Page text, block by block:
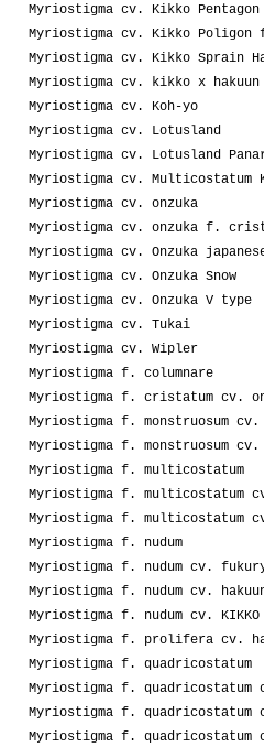
Myriostigma cv. Kikko Pentagon
Myriostigma cv. Kikko Poligon
Myriostigma cv. Kikko Sprain
Myriostigma cv. kikko x hakuun
Myriostigma cv. Koh-yo
Myriostigma cv. Lotusland
Myriostigma cv. Lotusland
Myriostigma cv. Multicostatum
Myriostigma cv. onzuka
Myriostigma cv. onzuka f.
Myriostigma cv. Onzuka
Myriostigma cv. Onzuka Snow
Myriostigma cv. Onzuka V type
Myriostigma cv. Tukai
Myriostigma cv. Wipler
Myriostigma f. columnare
Myriostigma f. cristatum cv.
Myriostigma f. monstruosum cv.
Myriostigma f. monstruosum cv.
Myriostigma f. multicostatum
Myriostigma f. multicostatum
Myriostigma f. multicostatum
Myriostigma f. nudum
Myriostigma f. nudum cv.
Myriostigma f. nudum cv.
Myriostigma f. nudum cv. KIKKO
Myriostigma f. prolifera cv.
Myriostigma f. quadricostatum
Myriostigma f. quadricostatum
Myriostigma f. quadricostatum
Myriostigma f. quadricostatum